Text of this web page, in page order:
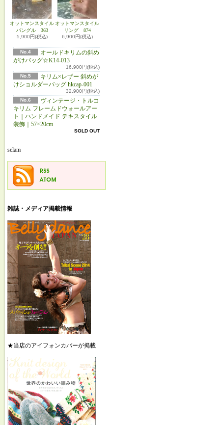
オットマンスタイル
バングル 363
5,900円(税込)
オットマンスタイル
リング 874
6,900円(税込)
No.4
オールドキリムの斜め
がけバッグ☆K14-013
16,900円(税込)
No.5
キリム×レザー 斜めが
けショルダーバッグ hkcap-001
32,900円(税込)
No.6
ヴィンテージ・トルコ
キリム フレームドウォールアー
ト｜ハンドメイド テキスタイル
装飾｜57×20cm
SOLD OUT
selam
雑誌・メディア掲載情報
★当店のアイフォンカバーが掲載